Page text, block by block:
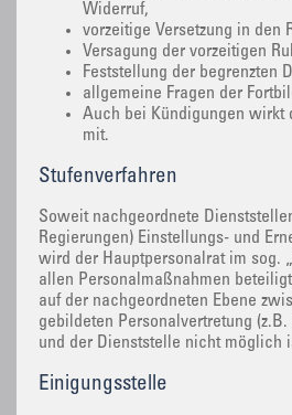
Widerruf,
vorzeitige Versetzung in den
Versagung der vorzeitigen
Feststellung der begrenzten
allgemeine Fragen der
Auch bei Kündigungen wirkt
mit.
Stufenverfahren
Soweit nachgeordnete
Regierungen) Einstellungs- und
wird der Hauptpersonalrat im sog.
allen Personalmaßnahmen
auf der nachgeordneten Ebene
gebildeten Personalvertretung
und der Dienststelle nicht möglich
Einigungsstelle